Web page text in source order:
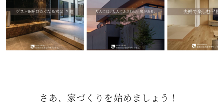
さあ、家づくりを始めましょう！